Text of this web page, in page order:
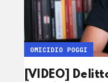
[VIDEO]
OMICIDIO POGGI